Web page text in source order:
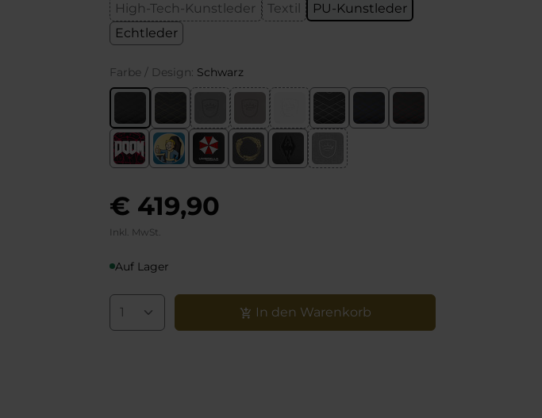
High-Tech-Kunstleder Textil
PU-Kunstleder
Echtleder
Farbe / Design: Schwarz
€ 419,90
Auf Lager
Inkl. MwSt.
In den Warenkorb